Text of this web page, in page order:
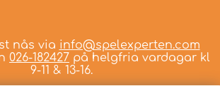
nås via info@spelexperten.com
026-182427 på helgfria vardagar kl
9-11 & 13-16.